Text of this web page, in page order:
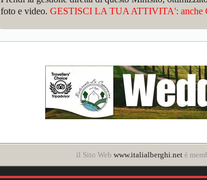
foto e video. GESTISCI LA TUA ATTIVITA': anche
il Sito Web www.italialberghi.netè